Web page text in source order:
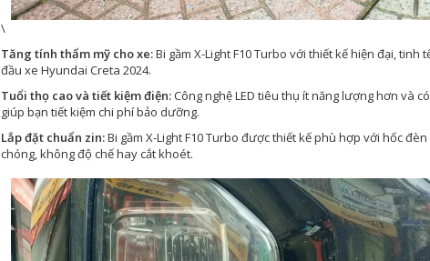
\
Tăng tính thẩm mỹ cho xe:Bi gầm X-Light F10 Turbo với thiết kế hiện đại,
đầu xe Hyundai Creta 2024.
Tuổi thọ cao và tiết kiệm điện:Công nghệ LED tiêu thụ ít năng lượng hơn và
giúp bạn tiết kiệm chi phí bảo dưỡng.
Lắp đặt chuẩn zin:Bi gầm X-Light F10 Turbo được thiết kế phù hợp với hốc
chóng, không độ chế hay cắt khoét.